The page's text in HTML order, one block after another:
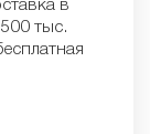
в
тыс.